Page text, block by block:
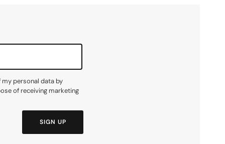
personal data by
of receiving marketing
SIGN UP